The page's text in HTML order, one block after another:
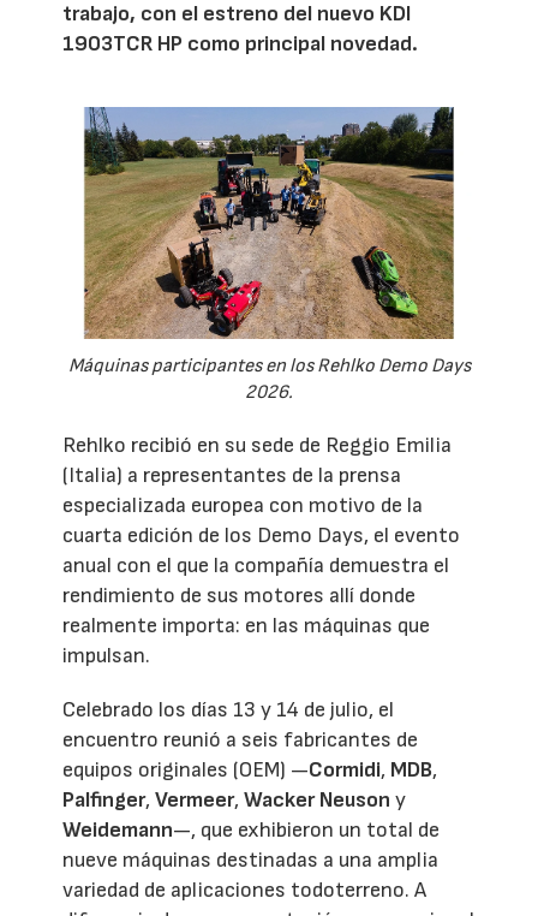
trabajo, con el estreno del nuevo KDI
1903TCR HP como principal novedad.
Máquinas participantes en los Rehlko Demo Days
2026.
Rehlko recibió en su sede de Reggio Emilia
(Italia) a representantes de la prensa
especializada europea con motivo de la
cuarta edición de los Demo Days, el evento
anual con el que la compañía demuestra el
rendimiento de sus motores allí donde
realmente importa: en las máquinas que
impulsan.
Celebrado los días 13 y 14 de julio, el
encuentro reunió a seis fabricantes de
equipos originales (OEM) —Cormidi, MDB,
Palfinger,Vermeer,Wacker Neuson y
Weidemann—, que exhibieron un total de
nueve máquinas destinadas a una amplia
variedad de aplicaciones todoterreno. A